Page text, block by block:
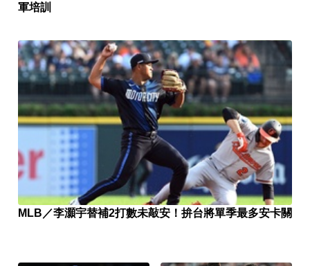
軍培訓
MLB／李灝宇替補2打數未敲安！拚台將單季最多安卡關